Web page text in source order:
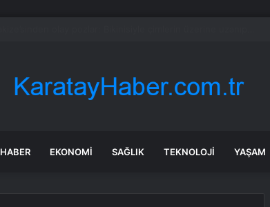
HABER EKONOMI SAĞLIK TEKNOLOJI YAŞAM